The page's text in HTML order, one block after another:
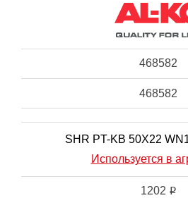
468582
468582
SHR PT-KB 50X22
Используется в
1202 i